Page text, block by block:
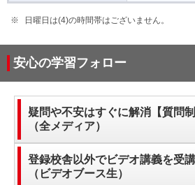
日曜日は(4)の時間帯はございません。
安心の学習フォロー
疑問や不安はすぐに解消【質問制
（全メディア）
登録校舎以外でビデオ講義を受
（ビデオブース生）